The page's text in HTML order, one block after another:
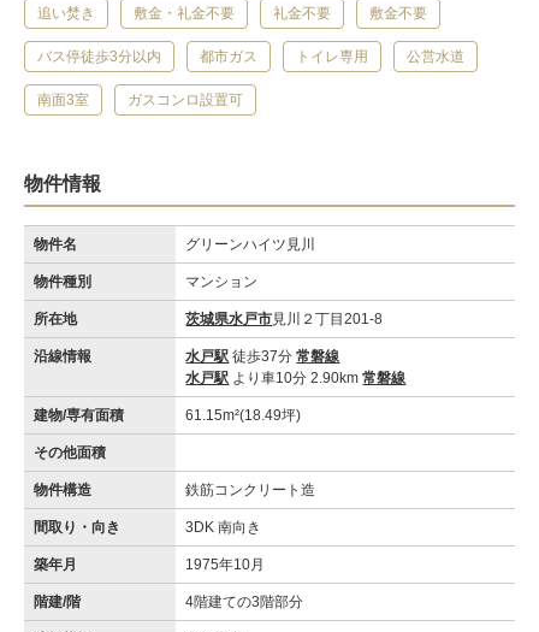
追い焚き 敷金・礼金不要 礼金不要 敷金不要
バス停徒歩3分以内 都市ガス トイレ専用 公営水道
南面3室 ガスコンロ設置可
物件情報
物件名 グリーンハイツ見川
物件種別 マンション
所在地 茨城県水戸市見川２丁目201-8
沿線情報 水戸駅 徒歩37分常磐線
水戸駅 より車10分 2.90km常磐線
建物/専有面積 61.15m²(18.49坪)
その他面積
物件構造 鉄筋コンクリート造
間取り・向き 3DK 南向き
築年月 1975年10月
階建/階 4階建ての3階部分